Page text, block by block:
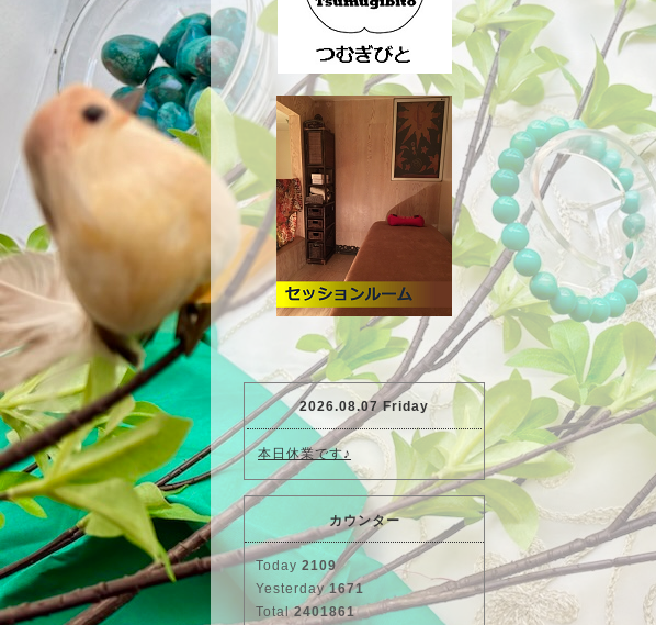
2026.08.07 Friday
本日休業です♪
カウンター
Today 2109
Yesterday1671
Total2401861